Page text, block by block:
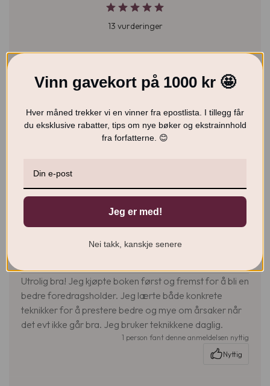
13 vurderinger
4 8%
85%
etter:
Standard
Utrolig bra! Jeg kjøpte boken først og fremst for å bli en
bedre foredragsholder. Jeg lærte både konkrete
teknikker for å prestere bedre og mye om årsaker når
det evt ikke går bra. Jeg bruker teknikkene daglig.
1 person fant denne anmeldelsen nyttig
Nyttig
Vinn gavekort på 1000 kr 🤩
Hver måned trekker vi en vinner fra epostlista. I tillegg får
du eksklusive rabatter, tips om nye bøker og ekstrainnhold
fra forfatterne. 😊
Jeg er med!
Nei takk, kanskje senere